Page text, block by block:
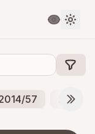
57 2013/